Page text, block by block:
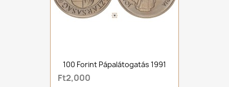
100 Forint Pápalátogatás 1991
Ft2,000